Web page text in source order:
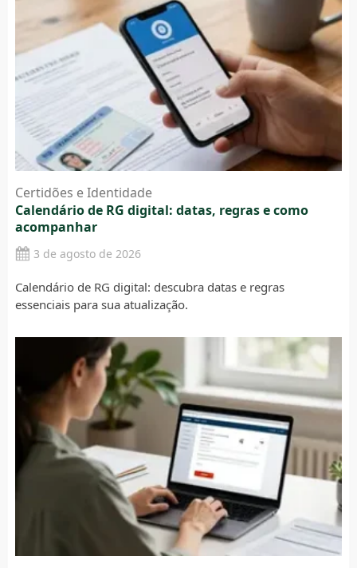
Certidões e Identidade
Calendário de RG digital: datas, regras e como
acompanhar
3 de agosto de 2026
Calendário de RG digital: descubra datas e regras
essenciais para sua atualização.